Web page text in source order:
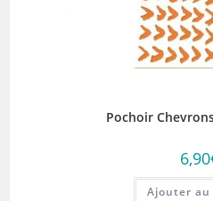
Pochoir
6,90
Ajouter au